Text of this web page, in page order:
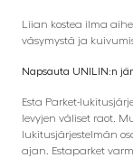
Liian kostea ilma
väsymystä ja
Napsauta UNILIN:n
Esta Parket-
levyjen väliset raot.
lukitusjärjestelmän
ajan. Estaparket